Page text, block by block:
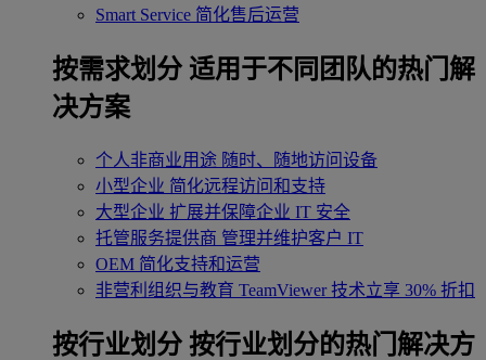
Smart Service 简化售后运营
按需求划分 适用于不同团队的热门解
决方案
个人非商业用途 随时、随地访问设备
小型企业 简化远程访问和支持
大型企业 扩展并保障企业 IT 安全
托管服务提供商 管理并维护客户 IT
OEM 简化支持和运营
非营利组织与教育 TeamViewer 技术立享 30% 折扣
‌按行业划分 按行业划分的热门解决方